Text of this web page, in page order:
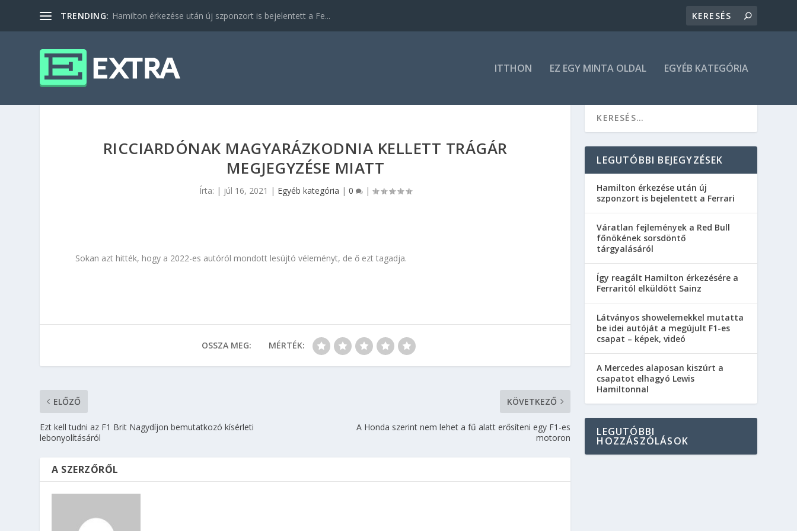
TRENDING: Hamilton érkezése után új szponzort is bejelentett a Fe...
ITTHON EZ EGY MINTA OLDAL EGYÉB KATEGÓRIA
RICCIARDÓNAK MAGYARÁZKODNIA KELLETT TRÁGÁR
MEGJEGYZÉSE MIATT
Írta: | júl 16, 2021 | Egyéb kategória | 0 |
Sokan azt hitték, hogy a 2022-es autóról mondott lesújtó véleményt, de ő ezt tagadja.
OSSZA MEG: MÉRTÉK:
ELŐZŐ
Ezt kell tudni az F1 Brit Nagydíjon bemutatkozó kísérleti
lebonyolításáról
KÖVETKEZŐ
A Honda szerint nem lehet a fű alatt erősíteni egy F1-es
motoron
A SZERZŐRŐL
LEGUTÓBBI BEJEGYZÉSEK
Hamilton érkezése után új
szponzort is bejelentett a Ferrari
Váratlan fejlemények a Red Bull
főnökének sorsdöntő
tárgyalásáról
Így reagált Hamilton érkezésére a
Ferraritól elküldött Sainz
Látványos showelemekkel mutatta
be idei autóját a megújult F1-es
csapat – képek, videó
A Mercedes alaposan kiszúrt a
csapatot elhagyó Lewis
Hamiltonnal
LEGUTÓBBI
HOZZÁSZÓLÁSOK